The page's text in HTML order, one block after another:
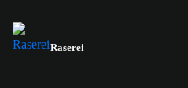
Raserei